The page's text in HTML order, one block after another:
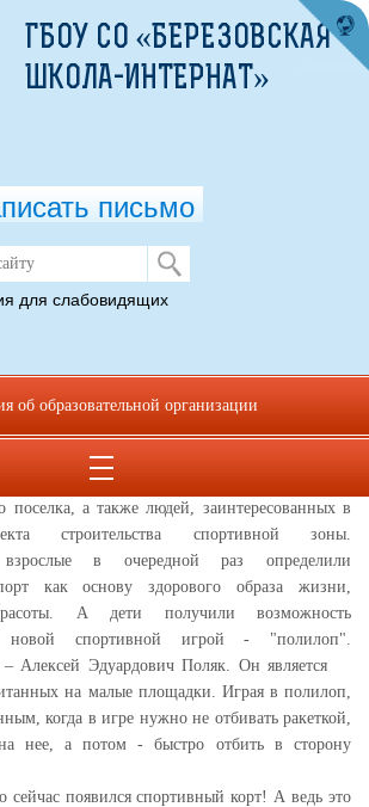
ПЕРВОЕ место!
- болото, ямы, буераки - и, наконец,
для занятий спортом! Есть чему завидовать!
площадки прошло 24 сентября. Это
обучающихся и педагогический коллектив
поселка, а также людей, заинтересованных в
строительства спортивной зоны.
взрослые в очередной раз определили
как основу здорового образа жизни,
А дети получили возможность
новой спортивной игрой - "полилоп".
– Алексей Эдуардович Поляк. Он является
на малые площадки. Играя в полилоп,
когда в игре нужно не отбивать ракеткой,
нее, а потом - быстро отбить в сторону
сейчас появился спортивный корт! А ведь это
ГБОУ СО «БЕРЕЗОВСКАЯ
ШКОЛА-ИНТЕРНАТ»
письмо
для слабовидящих
об образовательной организации